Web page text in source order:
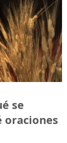
se
oraciones